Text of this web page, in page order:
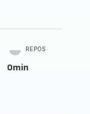
REPOS
0min